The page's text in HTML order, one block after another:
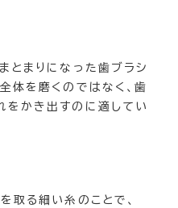
とまりになった歯ブラシ
体を磨くのではなく、歯
をかき出すのに適してい
取る細い糸のことで、